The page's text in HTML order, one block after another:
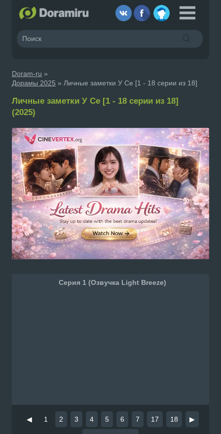
Doram-ru »
Дорамы 2025 » Личные заметки У Се [1 - 18 серии из 18]
Личные заметки У Се [1 - 18 серии из 18]
(2025)
Серия 1 (Озвучка Light Breeze)
◀ 1 2 3 4 5 6 7 17 18 ▶